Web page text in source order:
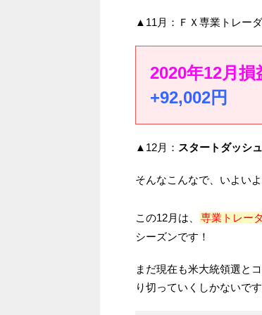
▲11月：ＦＸ専業トレー
2020年12月損
+92,002円
▲12月： スタートダッシ
そんなこんなで、いよい
この12月は、 専業トレー
シーズンです！
まだ現在も米大統領選と
り切っていくしかないで